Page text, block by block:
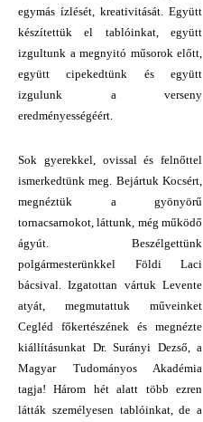
egymás ízlését, kreativitását. Együtt
készítettük el tablóinkat, együtt
izgultunk a megnyitó műsorok előtt,
együtt cipekedtünk és együtt
izgulunk a verseny
eredményességéért.
Sok gyerekkel, ovissal és felnőttel
ismerkedtünk meg. Bejártuk Kocsért,
megnéztük a gyönyörű
tornacsarnokot, láttunk, még működő
ágyút. Beszélgettünk
polgármesterünkkel Földi Laci
bácsival. Izgatottan vártuk Levente
atyát, megmutattuk műveinket
Cegléd főkertészének és megnézte
kiállításunkat Dr. Surányi Dezső, a
Magyar Tudományos Akadémia
tagja! Három hét alatt több ezren
látták személyesen tablóinkat, de a